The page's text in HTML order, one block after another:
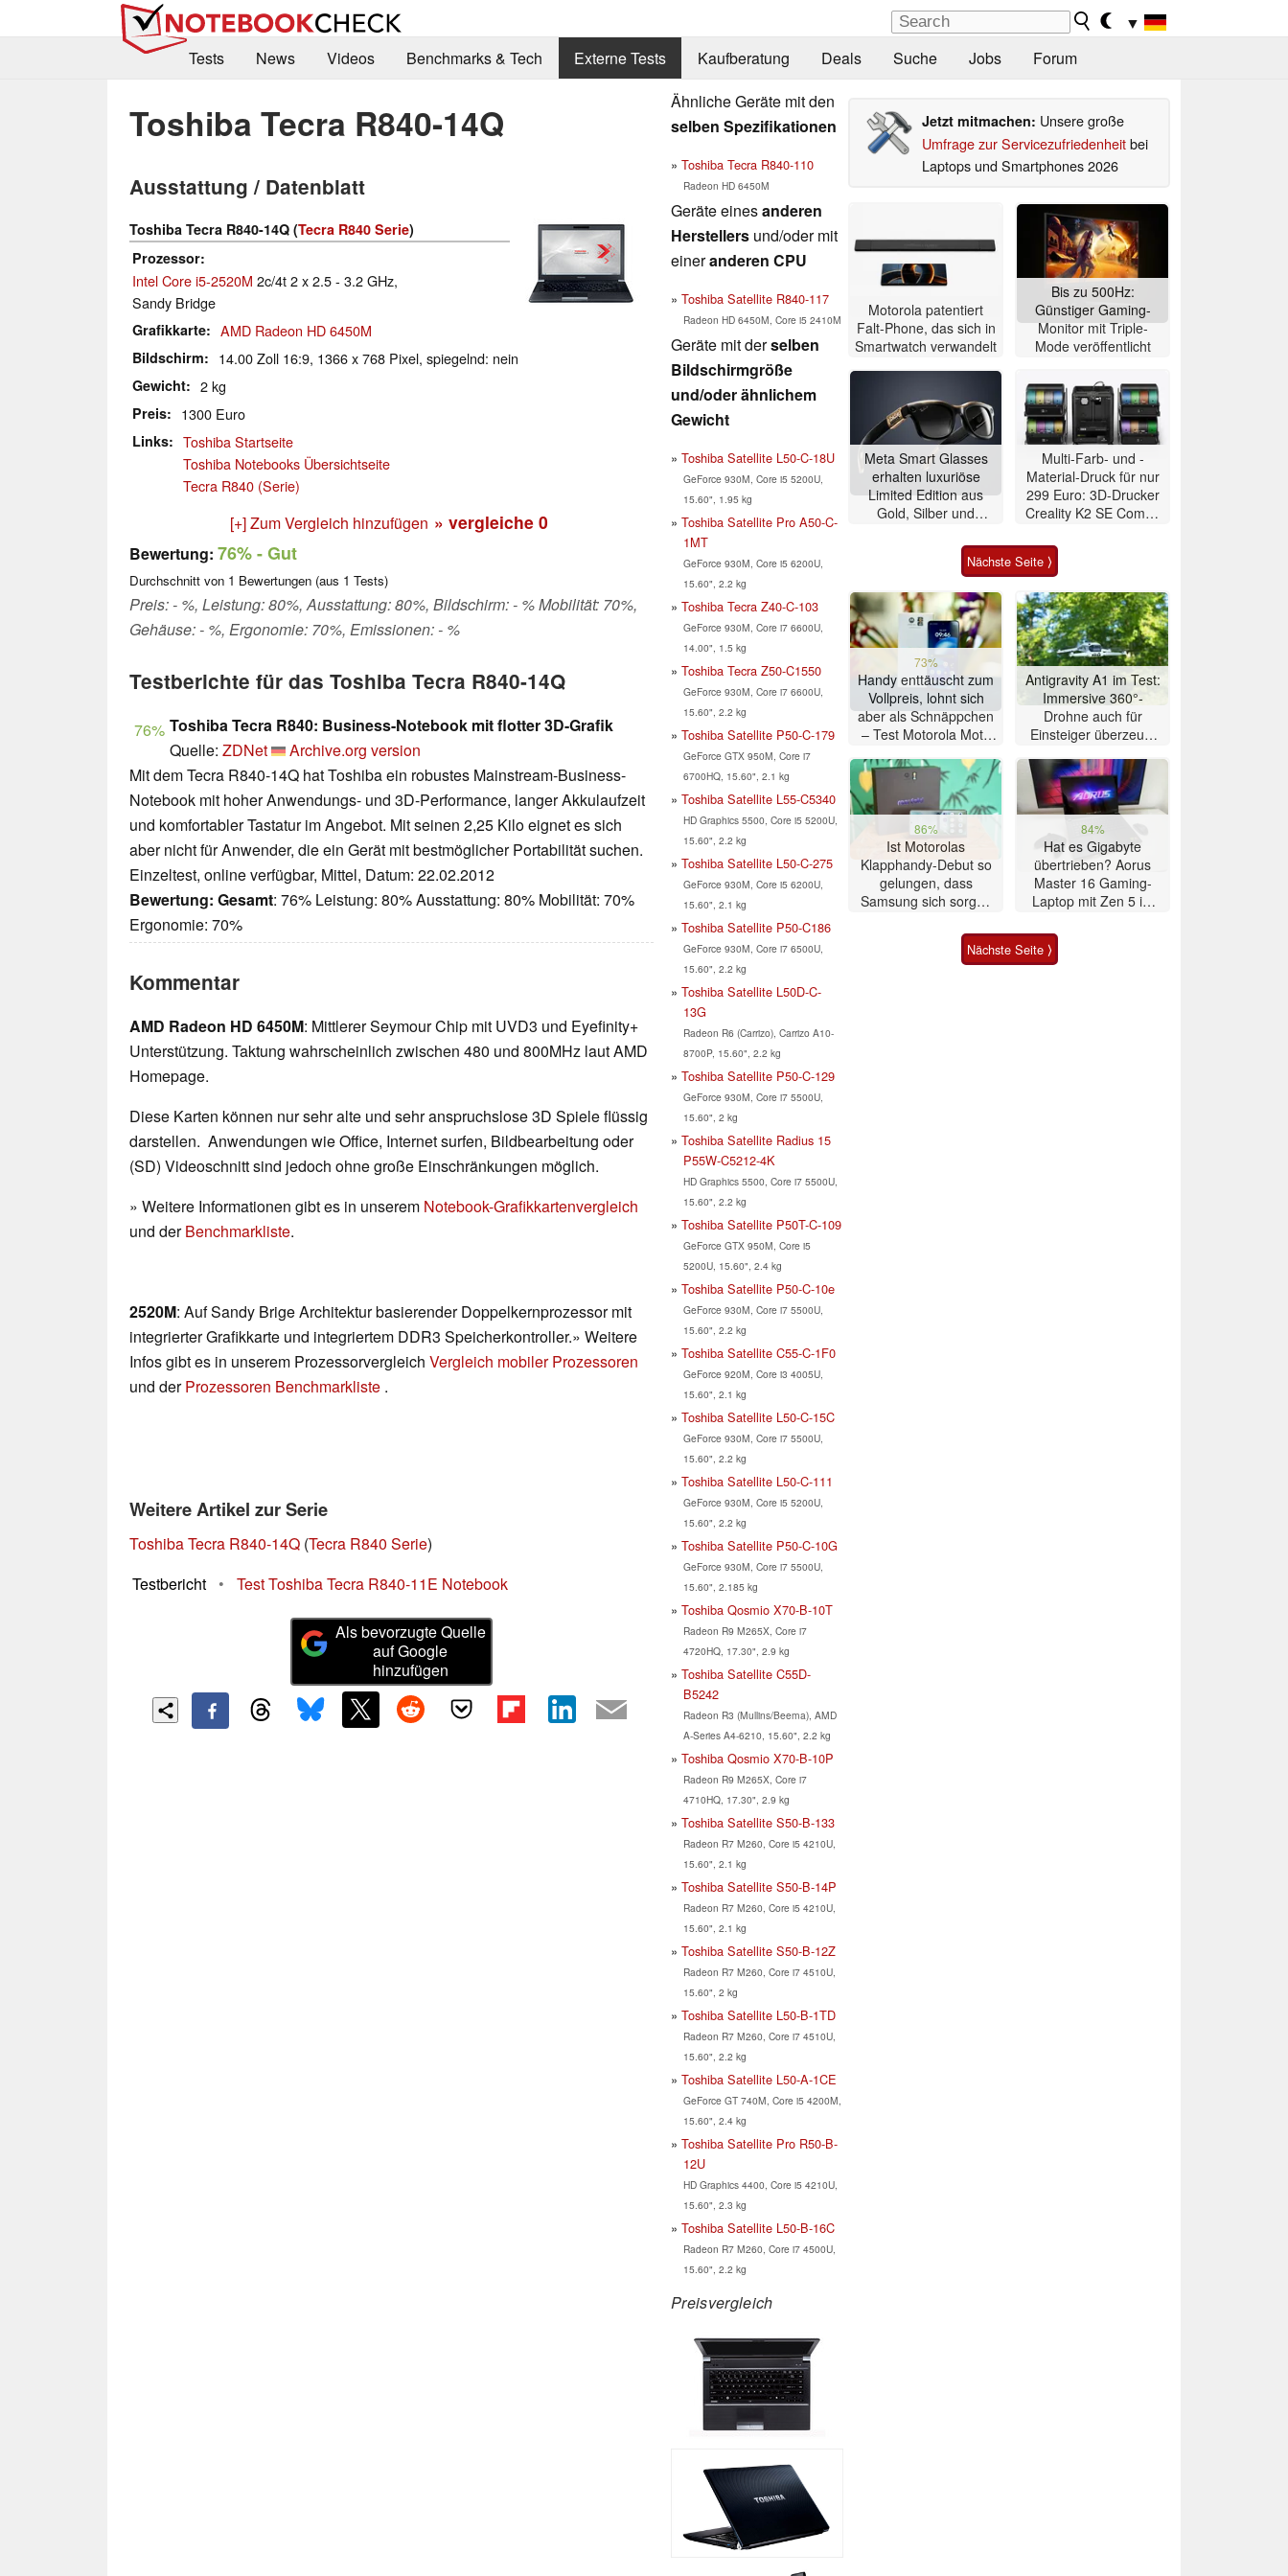
▼
Tests
News Videos Benchmarks & Tech Externe Tests Kaufberatung Deals Suche Jobs Forum
Toshiba Tecra R840-14Q
Ausstattung / Datenblatt
Toshiba Tecra R840-14Q (Tecra R840 Serie)
Prozessor
Intel Core i5-2520M 2c/4t 2 x 2.5 - 3.2 GHz,
Sandy Bridge
Grafikkarte AMD Radeon HD 6450M
Bildschirm 14.00 Zoll 16:9, 1366 x 768 Pixel, spiegelnd: nein
Gewicht 2 kg
Preis 1300 Euro
Links
Toshiba Startseite
Toshiba Notebooks Übersichtseite
Tecra R840 (Serie)
[+] Zum Vergleich hinzufügen » vergleiche 0
Bewertung: 76%- Gut
Durchschnitt von 1 Bewertungen (aus 1 Tests)
Preis: - %, Leistung: 80%, Ausstattung: 80%, Bildschirm: - % Mobilität: 70%,
Gehäuse: - %, Ergonomie: 70%, Emissionen: - %
Testberichte für das Toshiba Tecra R840-14Q
76% Toshiba Tecra R840: Business-Notebook mit flotter 3D-Grafik
Quelle: ZDNet
Archive.org version
Mit dem Tecra R840-14Q hat Toshiba ein robustes Mainstream-Business-
Notebook mit hoher Anwendungs- und 3D-Performance, langer Akkulaufzeit
und komfortabler Tastatur im Angebot. Mit seinen 2,25 Kilo eignet es sich
aber nicht für Anwender, die ein Gerät mit bestmöglicher Portabilität suchen.
Einzeltest, online verfügbar, Mittel, Datum: 22.02.2012
Bewertung: Gesamt: 76% Leistung: 80% Ausstattung: 80% Mobilität: 70%
Ergonomie: 70%
Kommentar
AMD Radeon HD 6450M: Mittlerer Seymour Chip mit UVD3 und Eyefinity+
Unterstützung. Taktung wahrscheinlich zwischen 480 und 800MHz laut AMD
Homepage.
Diese Karten können nur sehr alte und sehr anspruchslose 3D Spiele flüssig
darstellen. Anwendungen wie Office, Internet surfen, Bildbearbeitung oder
(SD) Videoschnitt sind jedoch ohne große Einschränkungen möglich.
» Weitere Informationen gibt es in unserem Notebook-Grafikkartenvergleich
und derBenchmarkliste.
2520M: Auf Sandy Brige Architektur basierender Doppelkernprozessor mit
integrierter Grafikkarte und integriertem DDR3 Speicherkontroller.» Weitere
Infos gibt es in unserem Prozessorvergleich Vergleich mobiler Prozessoren
und derProzessoren Benchmarkliste .
Weitere Artikel zur Serie
Toshiba Tecra R840-14Q (Tecra R840 Serie)
Testbericht
• Test Toshiba Tecra R840-11E Notebook
Als bevorzugte Quelle
auf Google
hinzufügen
Ähnliche Geräte mit den
selben Spezifikationen
Toshiba Tecra R840-110
Radeon HD 6450M
Geräte einesanderen
Herstellers und/oder mit
eineranderen CPU
Toshiba Satellite R840-117
Radeon HD 6450M, Core i5 2410M
Geräte mit derselben
Bildschirmgröße
und/oder ähnlichem
Gewicht
Toshiba Satellite L50-C-18U
GeForce 930M, Core i5 5200U,
15.60", 1.95 kg
Toshiba Satellite Pro A50-C-
1MT
GeForce 930M, Core i5 6200U,
15.60", 2.2 kg
Toshiba Tecra Z40-C-103
GeForce 930M, Core i7 6600U,
14.00", 1.5 kg
Toshiba Tecra Z50-C1550
GeForce 930M, Core i7 6600U,
15.60", 2.2 kg
Toshiba Satellite P50-C-179
GeForce GTX 950M, Core i7
6700HQ, 15.60", 2.1 kg
Toshiba Satellite L55-C5340
HD Graphics 5500, Core i5 5200U,
15.60", 2.2 kg
Toshiba Satellite L50-C-275
GeForce 930M, Core i5 6200U,
15.60", 2.1 kg
Toshiba Satellite P50-C186
GeForce 930M, Core i7 6500U,
15.60", 2.2 kg
Toshiba Satellite L50D-C-
13G
Radeon R6 (Carrizo), Carrizo A10-
8700P, 15.60", 2.2 kg
Toshiba Satellite P50-C-129
GeForce 930M, Core i7 5500U,
15.60", 2 kg
Toshiba Satellite Radius 15
P55W-C5212-4K
HD Graphics 5500, Core i7 5500U,
15.60", 2.2 kg
Toshiba Satellite P50T-C-109
GeForce GTX 950M, Core i5
5200U, 15.60", 2.4 kg
Toshiba Satellite P50-C-10e
GeForce 930M, Core i7 5500U,
15.60", 2.2 kg
Toshiba Satellite C55-C-1F0
GeForce 920M, Core i3 4005U,
15.60", 2.1 kg
Toshiba Satellite L50-C-15C
GeForce 930M, Core i7 5500U,
15.60", 2.2 kg
Toshiba Satellite L50-C-111
GeForce 930M, Core i5 5200U,
15.60", 2.2 kg
Toshiba Satellite P50-C-10G
GeForce 930M, Core i7 5500U,
15.60", 2.185 kg
Toshiba Qosmio X70-B-10T
Radeon R9 M265X, Core i7
4720HQ, 17.30", 2.9 kg
Toshiba Satellite C55D-
B5242
Radeon R3 (Mullins/Beema), AMD
A-Series A4-6210, 15.60", 2.2 kg
Toshiba Qosmio X70-B-10P
Radeon R9 M265X, Core i7
4710HQ, 17.30", 2.9 kg
Toshiba Satellite S50-B-133
Radeon R7 M260, Core i5 4210U,
15.60", 2.1 kg
Toshiba Satellite S50-B-14P
Radeon R7 M260, Core i5 4210U,
15.60", 2.1 kg
Toshiba Satellite S50-B-12Z
Radeon R7 M260, Core i7 4510U,
15.60", 2 kg
Toshiba Satellite L50-B-1TD
Radeon R7 M260, Core i7 4510U,
15.60", 2.2 kg
Toshiba Satellite L50-A-1CE
GeForce GT 740M, Core i5 4200M,
15.60", 2.4 kg
Toshiba Satellite Pro R50-B-
12U
HD Graphics 4400, Core i5 4210U,
15.60", 2.3 kg
Toshiba Satellite L50-B-16C
Radeon R7 M260, Core i7 4500U,
15.60", 2.2 kg
Preisvergleich
Jetzt mitmachen: Unsere große
Umfrage zur Servicezufriedenheitbei
Laptops und Smartphones 2026
Motorola patentiert
Falt-Phone, das sich in
Smartwatch verwandelt
Bis zu 500Hz:
Günstiger Gaming-
Monitor mit Triple-
Mode veröffentlicht
Meta Smart Glasses
erhalten luxuriöse
Limited Edition aus
Gold, Silber und
Multi-Farb- und -
Material-Druck für nur
299 Euro: 3D-Drucker
Creality K2 SE Combo
Schnäppchenpreis
Nächste Seite ⟩
73%
Handy enttäuscht zum
Vollpreis, lohnt sich
aber als Schnäppchen
– Test Motorola Moto
Antigravity A1 im Test:
Immersive 360°-
Drohne auch für
Einsteiger überzeugt
86%
Ist Motorolas
Klapphandy-Debut so
gelungen, dass
Samsung sich sorgen
Smartphone im Test
84%
Hat es Gigabyte
übertrieben? Aorus
Master 16 Gaming-
Laptop mit Zen 5 im
Nächste Seite ⟩